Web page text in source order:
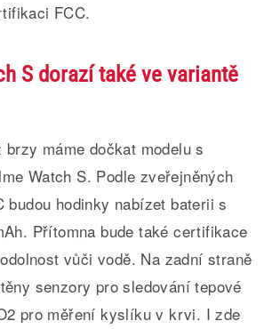
FCC.
S dorazí také ve variantě
brzy máme dočkat modelu s
Watch S. Podle zveřejněných
budou hodinky nabízet baterii s
Přítomna bude také certifikace
vůči vodě. Na zadní straně
senzory pro sledování tepové
pro měření kyslíku v krvi. I zde